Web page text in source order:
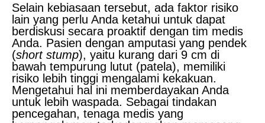
Selain kebiasaan tersebut, ada faktor risiko
lain yang perlu Anda ketahui untuk dapat
berdiskusi secara proaktif dengan tim medis
Anda. Pasien dengan amputasi yang pendek
(short stump), yaitu kurang dari 9 cm di
bawah tempurung lutut (patela), memiliki
risiko lebih tinggi mengalami kekakuan.
Mengetahui hal ini memberdayakan Anda
untuk lebih waspada. Sebagai tindakan
pencegahan, tenaga medis yang